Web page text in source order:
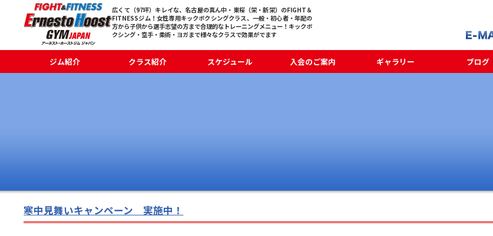
広くて（97坪）キレイな、名古屋の真ん中・東桜（栄・新栄）のFIGHT＆
FITNESSジム！女性専用キックボクシングクラス、一般・初心者・年配の
方から子供から選手志望の方まで合理的なトレーニングメニュー！キックボ
クシング・空手・柔術・ヨガまで様々なクラスで効果がでます
ジム紹介 クラス紹介 スケジュール 入会のご案内 ギャラリー ブログ
寒中見舞いキャンペーン 実施中！